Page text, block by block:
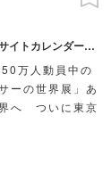
2026/03/20(金・祝) ～ 10/12(月・祝) 休館日：各チケットサイトカレンダーにてご確認ください。
万人動員中の
ーの世界展」あ
へ ついに東京